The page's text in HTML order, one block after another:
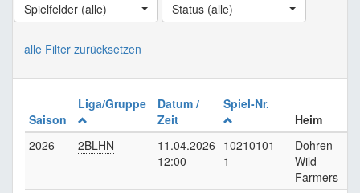
Spielfelder (alle) Status (alle)
alle Filter zurücksetzen
Saison
Liga/Gruppe
Datum /
Zeit
Spiel-Nr.
Heim
2026
2BLHN
11.04.2026
12:00
10210101-
1
Dohren
Wild
Farmers